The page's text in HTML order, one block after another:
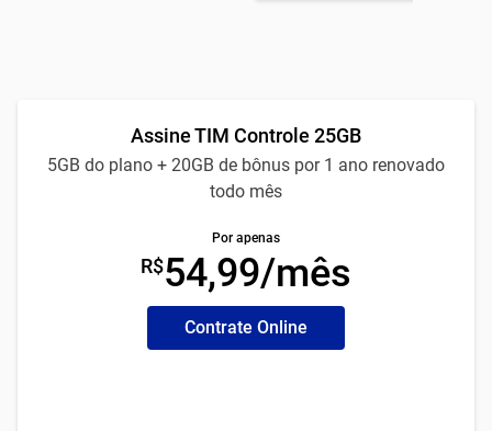
Assine TIM Controle 25GB
5GB do plano + 20GB de bônus por 1 ano renovado
todo mês
Por apenas
R$54,99/mês
Contrate Online